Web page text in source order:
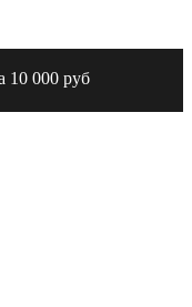
10 000 руб